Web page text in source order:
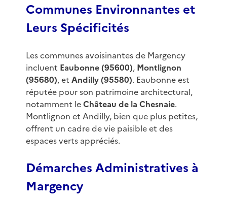
Communes Environnantes et
Leurs Spécificités
Les communes avoisinantes de Margency
incluent Eaubonne (95600), Montlignon
(95680), et Andilly (95580). Eaubonne est
réputée pour son patrimoine architectural,
notamment leChâteau de la Chesnaie.
Montlignon et Andilly, bien que plus petites,
offrent un cadre de vie paisible et des
espaces verts appréciés.
Démarches Administratives à
Margency